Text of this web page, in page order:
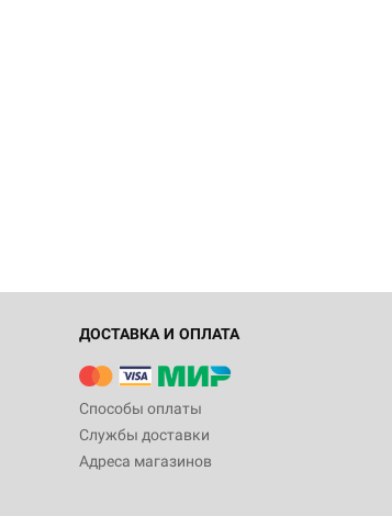
ДОСТАВКА И ОПЛАТА
Способы оплаты
Службы доставки
Адреса магазинов